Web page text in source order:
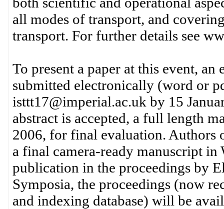
all modes of transport, and
transport. For further details see
To present a paper at this event,
submitted electronically (word or
isttt17@imperial.ac.uk by 15
abstract is accepted, a full length
2006, for final evaluation. Authors
a final camera-ready manuscript
publication in the proceedings by
Symposia, the proceedings (now
and indexing database) will be